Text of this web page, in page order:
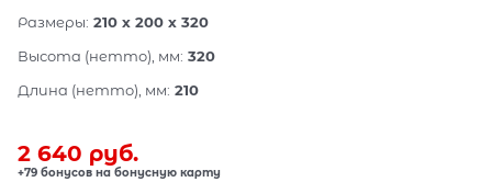
Размеры: 210 x 200 x 320
Высота (нетто), мм: 320
Длина (нетто), мм: 210
2 640 руб.
+79 бонусов на бонусную карту